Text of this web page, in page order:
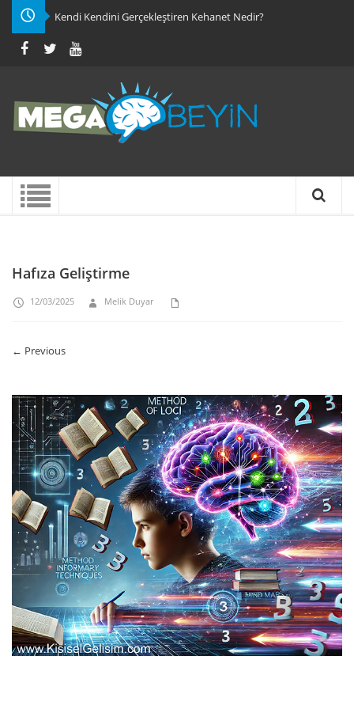
Kendi Kendini Gerçekleştiren Kehanet Nedir?
Hafıza Geliştirme
12/03/2025 Melik Duyar
← Previous